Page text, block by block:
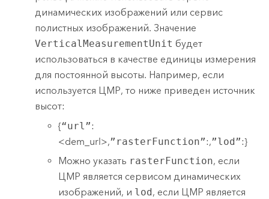
динамических изображений или сервис
полистных изображений. Значение
VerticalMeasurementUnit будет
использоваться в качестве единицы измерения
для постоянной высоты. Например, если
используется ЦМР, то ниже приведен источник
высот:
{“url”:
<dem_url>,”rasterFunction”:,”lod”:}
Можно указать rasterFunction, если
ЦМР является сервисом динамических
изображений, и lod , если ЦМР является